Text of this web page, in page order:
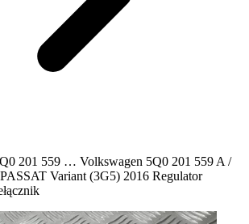
201 559 … Volkswagen 5Q0 201 559 A /
Variant (3G5) 2016 Regulator